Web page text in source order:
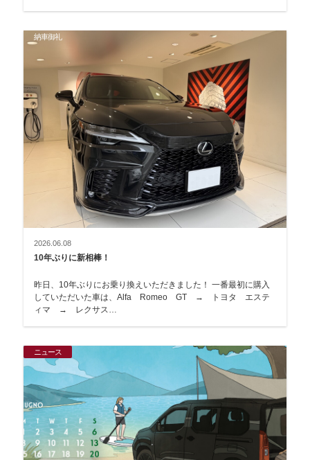
納車御礼
2026.06.08
10年ぶりに新相棒！
昨日、10年ぶりにお乗り換えいただきました！ 一番最初に購入
していただいた車は、Alfa Romeo GT → トヨタ エステ
ィマ → レクサス…
ニュース